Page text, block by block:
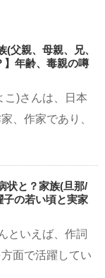
(父親、母親、兄、
】年齢、毒親の噂
こ)さんは、日本
、作家であり、
状と？家族(旦那/
子の若い頃と実家
といえば、作詞
面で活躍してい